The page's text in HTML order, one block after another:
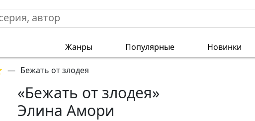
Жанры Популярные Новинки
— Бежать от злодея
«Бежать от злодея»
Элина Амори